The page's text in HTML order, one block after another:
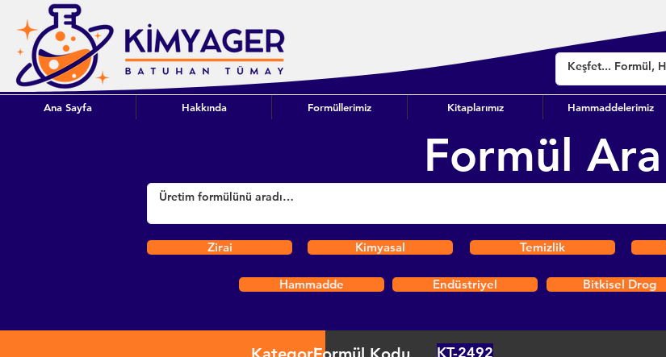
Ana Sayfa Hakkında Formüllerimiz Kitaplarımız Hammaddelerimiz
Formül Ara
Zirai Kimyasal Temizlik
Hammadde Endüstriyel Bitkisel Drog
KT-2492